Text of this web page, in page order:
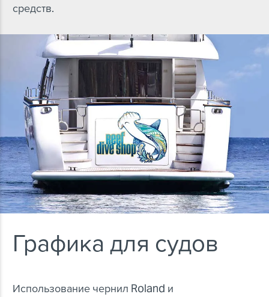
средств.
Графика для судов
Использование чернил Roland и